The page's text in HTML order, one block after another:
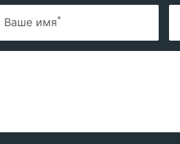
Ваше имя*